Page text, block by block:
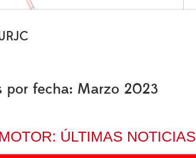
por fecha: Marzo 2023
ÚLTIMAS NOTICIAS